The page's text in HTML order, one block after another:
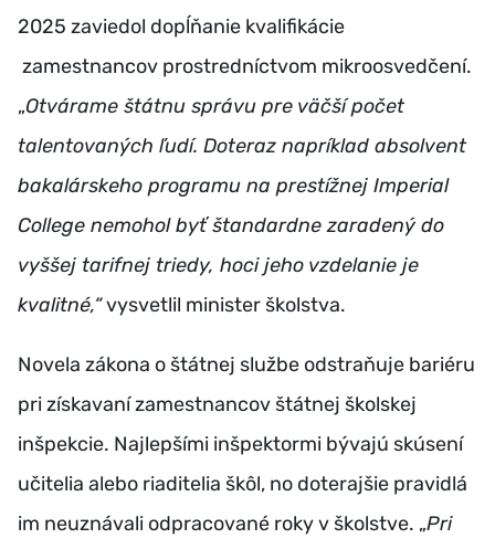
2025 zaviedol dopĺňanie kvalifikácie
zamestnancov prostredníctvom mikroosvedčení.
„Otvárame štátnu správu pre väčší počet
talentovaných ľudí. Doteraz napríklad absolvent
bakalárskeho programu na prestížnej Imperial
College nemohol byť štandardne zaradený do
vyššej tarifnej triedy, hoci jeho vzdelanie je
kvalitné,“vysvetlil minister školstva.
Novela zákona o štátnej službe odstraňuje bariéru
pri získavaní zamestnancov štátnej školskej
inšpekcie. Najlepšími inšpektormi bývajú skúsení
učitelia alebo riaditelia škôl, no doterajšie pravidlá
im neuznávali odpracované roky v školstve. „Pri